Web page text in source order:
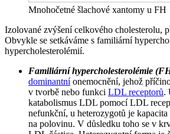
Mnohočetné šlachové xantomy u FH
Izolované zvýšení celkového cholesterolu,
Obvykle se setkáváme s familiární
hypercholesterolémií.
Familiární hypercholesterolémie
dominantníonemocnění, jehož
v tvorbě nebo funkci LDL receptorů.
katabolismus LDL pomocí LDL
nefunkční, u heterozygotů je
na polovinu. V důsledku toho se v